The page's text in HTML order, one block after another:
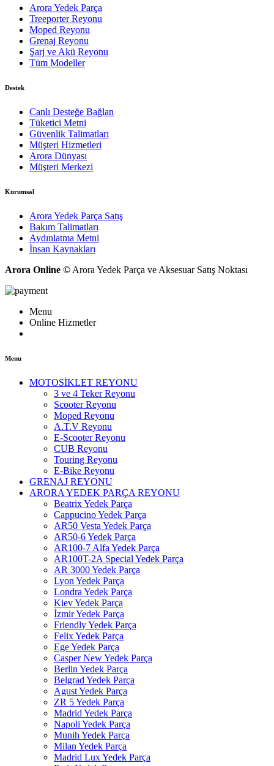
Arora Yedek Parça
Treeporter Reyonu
Moped Reyonu
Grenaj Reyonu
Şarj ve Akü Reyonu
Tüm Modeller
Destek
Canlı Desteğe Bağlan
Tüketici Metni
Güvenlik Talimatları
Müşteri Hizmetleri
Arora Dünyası
Müşteri Merkezi
Kurumsal
Arora Yedek Parça Satış
Bakım Talimatları
Aydınlatma Metni
İnsan Kaynakları
Arora Online © Arora Yedek Parça ve Aksesuar Satış Noktası
Menu
Online Hizmetler
Menu
MOTOSİKLET REYONU
3 ve 4 Teker Reyonu
Scooter Reyonu
Moped Reyonu
A.T.V Reyonu
E-Scooter Reyonu
CUB Reyonu
Touring Reyonu
E-Bike Reyonu
GRENAJ REYONU
ARORA YEDEK PARÇA REYONU
Beatrix Yedek Parça
Cappucino Yedek Parça
AR50 Vesta Yedek Parça
AR50-6 Yedek Parça
AR100-7 Alfa Yedek Parça
AR100T-2A Special Yedek Parça
AR 3000 Yedek Parça
Lyon Yedek Parça
Londra Yedek Parça
Kiev Yedek Parça
İzmir Yedek Parça
Friendly Yedek Parça
Felix Yedek Parça
Ege Yedek Parça
Casper New Yedek Parça
Berlin Yedek Parça
Belgrad Yedek Parça
Agust Yedek Parça
ZR 5 Yedek Parça
Madrid Yedek Parça
Napoli Yedek Parça
Munih Yedek Parça
Milan Yedek Parça
Madrid Lux Yedek Parça